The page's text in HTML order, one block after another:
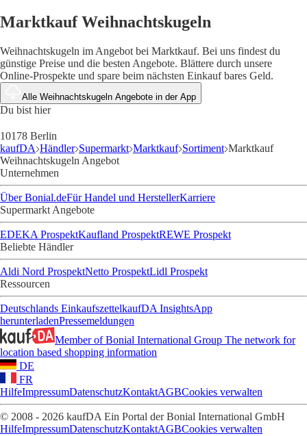
Marktkauf Weihnachtskugeln
Weihnachtskugeln im Angebot bei Marktkauf. Bei uns findest du
günstige Preise und die besten Angebote. Blättere durch unsere
Online-Prospekte und spare beim nächsten Einkauf bares Geld.
Alle Weihnachtskugeln Angebote in der App
Du bist hier
10178 Berlin
kaufDA Händler Supermarkt Marktkauf Sortiment Marktkauf
Weihnachtskugeln Angebot
Unternehmen
Über Bonial.deFür Handel und HerstellerKarriere
Supermarkt Angebote
EDEKA ProspektKaufland ProspektREWE Prospekt
Beliebte Händler
Aldi Nord ProspektNetto ProspektLidl Prospekt
Ressourcen
Deutschlands EinkaufszettelkaufDA InsightsApp
herunterladenPressemeldungen
Member of Bonial International Group The network for
location based shopping information
DE
FR
HilfeImpressumDatenschutzKontaktAGBCookies verwalten
© 2008 - 2026 kaufDA Ein Portal der Bonial International GmbH
HilfeImpressumDatenschutzKontaktAGBCookies verwalten